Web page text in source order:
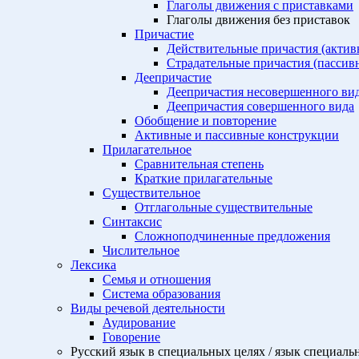
Глаголы движения с приставками
Глаголы движения без приставок
Причастие
Действительные причастия
Страдательные причастия
Деепричастие
Деепричастия несовершенного
Деепричастия совершенного вида
Обобщение и повторение
Активные и пассивные конструкции
Прилагательное
Сравнительная степень
Краткие прилагательные
Существительное
Отглагольные существительные
Синтаксис
Сложноподчиненные предложения
Числительное
Лексика
Семья и отношения
Система образования
Виды речевой деятельности
Аудирование
Говорение
Русский язык в специальных целях / язык